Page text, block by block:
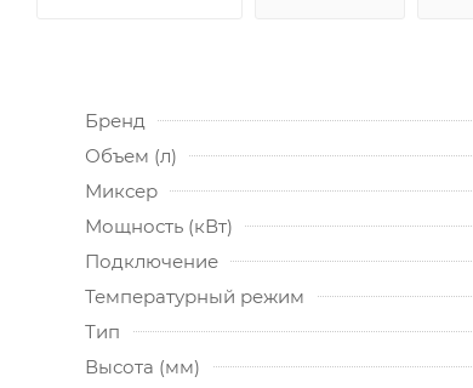
Бренд
Объем (л)
Миксер
Мощность (кВт)
Подключение
Температурный режим
Тип
Высота (мм)